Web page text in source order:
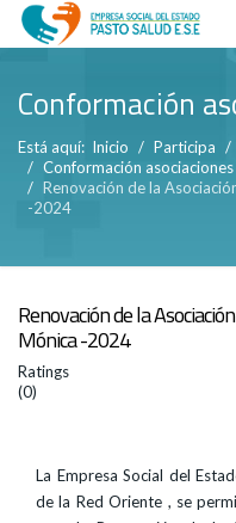
Conformación
Está aquí: Inicio Participa
Conformación
Renovación de la
-2024
Renovación de la
Mónica -2024
Ratings
(0)
La Empresa Social del
de la Red Oriente , se